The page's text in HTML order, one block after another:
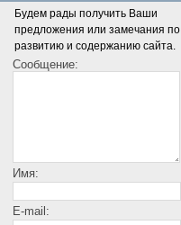
Будем рады получить Ваши
предложения или замечания по
развитию и содержанию сайта.
Сообщение:
Имя:
E-mail: